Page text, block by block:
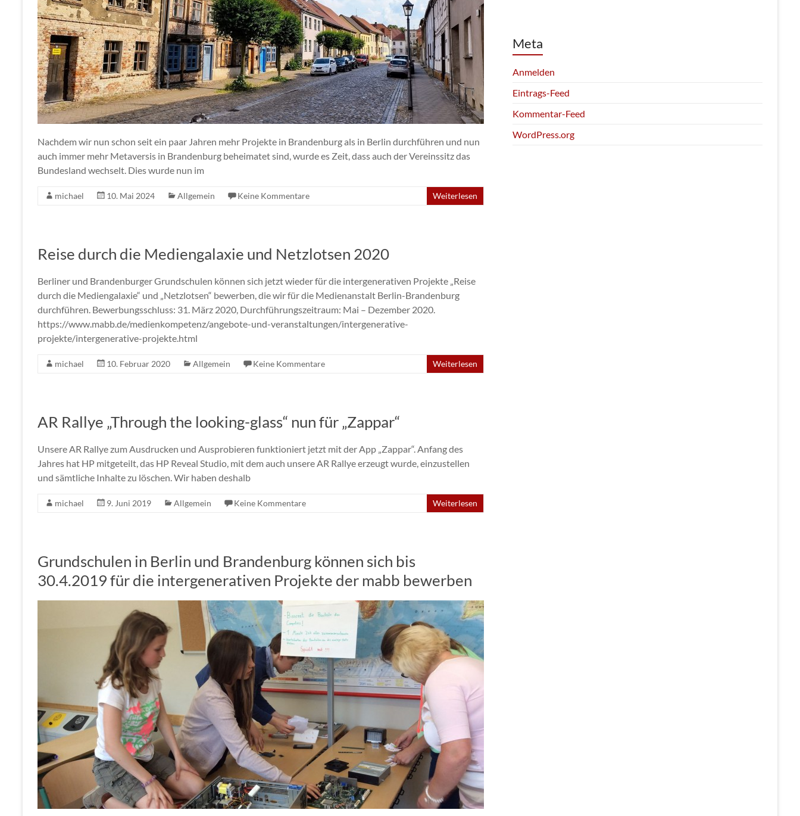
Nachdem wir nun schon seit ein paar Jahren mehr Projekte in Brandenburg als in Berlin durchführen und nun
auch immer mehr Metaversis in Brandenburg beheimatet sind, wurde es Zeit, dass auch der Vereinssitz das
Bundesland wechselt. Dies wurde nun im
michael 10. Mai 2024 Allgemein Keine Kommentare Weiterlesen
Reise durch die Mediengalaxie und Netzlotsen 2020
Berliner und Brandenburger Grundschulen können sich jetzt wieder für die intergenerativen Projekte „Reise
durch die Mediengalaxie“ und „Netzlotsen“ bewerben, die wir für die Medienanstalt Berlin-Brandenburg
durchführen. Bewerbungsschluss: 31. März 2020, Durchführungszeitraum: Mai – Dezember 2020.
https://www.mabb.de/medienkompetenz/angebote-und-veranstaltungen/intergenerative-
projekte/intergenerative-projekte.html
michael 10. Februar 2020 Allgemein Keine Kommentare Weiterlesen
AR Rallye „Through the looking-glass“ nun für „Zappar“
Unsere AR Rallye zum Ausdrucken und Ausprobieren funktioniert jetzt mit der App „Zappar“. Anfang des
Jahres hat HP mitgeteilt, das HP Reveal Studio, mit dem auch unsere AR Rallye erzeugt wurde, einzustellen
und sämtliche Inhalte zu löschen. Wir haben deshalb
michael 9. Juni 2019 Allgemein Keine Kommentare Weiterlesen
Grundschulen in Berlin und Brandenburg können sich bis
30.4.2019 für die intergenerativen Projekte der mabb bewerben
Meta
Anmelden
Eintrags-Feed
Kommentar-Feed
WordPress.org